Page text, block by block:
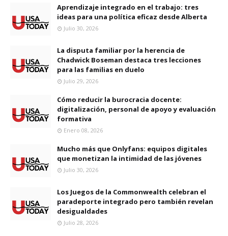
Aprendizaje integrado en el trabajo: tres
ideas para una política eficaz desde Alberta
Julio 30, 2026
La disputa familiar por la herencia de
Chadwick Boseman destaca tres lecciones
para las familias en duelo
Julio 29, 2026
Cómo reducir la burocracia docente:
digitalización, personal de apoyo y evaluación
formativa
Enero 08, 2026
Mucho más que Onlyfans: equipos digitales
que monetizan la intimidad de las jóvenes
Julio 30, 2026
Los Juegos de la Commonwealth celebran el
paradeporte integrado pero también revelan
desigualdades
Julio 28, 2026